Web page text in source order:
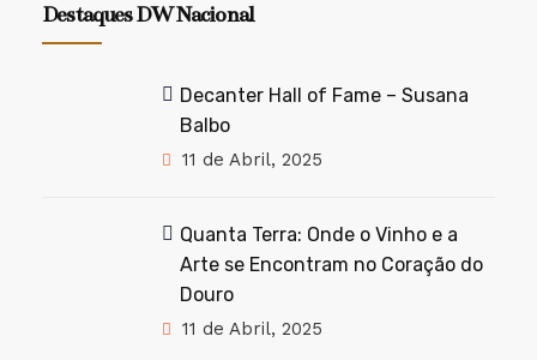
Destaques DW Nacional
Decanter Hall of Fame – Susana
Balbo
11 de Abril, 2025
Quanta Terra: Onde o Vinho e a
Arte se Encontram no Coração do
Douro
11 de Abril, 2025